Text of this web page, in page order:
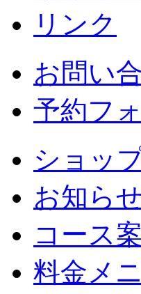
リンク
お問い
予約フ
ショッ
お知ら
コース
料金メ